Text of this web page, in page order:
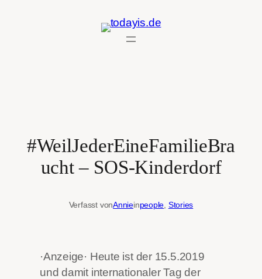
#WeilJederEineFamilieBra
ucht – SOS-Kinderdorf
Verfasst vonAnnieinpeople Stories
·Anzeige· Heute ist der 15.5.2019
und damit internationaler Tag der